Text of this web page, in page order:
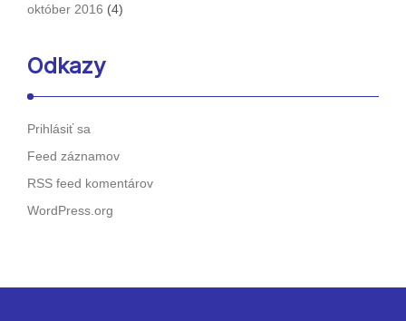
október 2016 (4)
Odkazy
Prihlásiť sa
Feed záznamov
RSS feed komentárov
WordPress.org